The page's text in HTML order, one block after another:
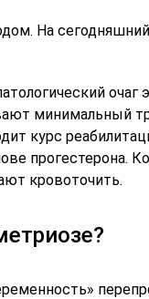
На
очаг
минимальный
курс
прогестерона.
кровоточить.